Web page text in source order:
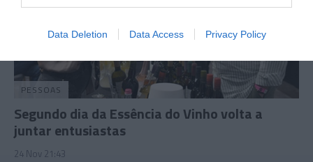
Data Deletion Data Access Privacy Policy
PESSOAS
Segundo dia da Essência do Vinho volta a
juntar entusiastas
24 Nov 21:43